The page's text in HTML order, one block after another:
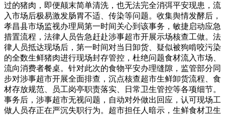
过的猪肉，即便颠末简单清洗，也无法完全消弭平安现患，流
入市场后极易激发肠胃不适、传染等问题。收集舆情发酵后，
孝昌县市场监视办理局第一时间关心到该事务，敏捷启动应急
措置流程，法律人员告急赶赴涉事超市开展示场核查工做。法
律人员抵达现场后，第一时间对当日卸货、疑似被狗啃咬污染
的全数生鲜猪肉进行现场封存管控，杜绝问题食材流入市场、
流向消费者餐桌。针对此次的食物平安办理缝隙，监管部分同
步对涉事超市开展全面排查，沉点核查超市生鲜卸货流程、食
材存放规范、员工岗亭职责落实、日常卫生管控等各项细节。
事务后，涉事超市无视问题，自动对外做出回应，认可现场工
做人员存正在严沉失职行为。超市担任人暗示，生鲜食材卫生